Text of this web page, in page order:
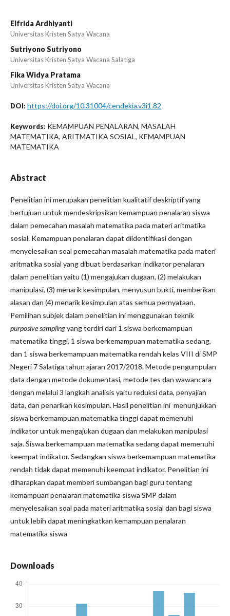
Elfrida Ardhiyanti
Universitas Kristen Satya Wacana
Sutriyono Sutriyono
Universitas Kristen Satya Wacana Salatiga
Fika Widya Pratama
Universitas Kristen Satya Wacana
DOI: https://doi.org/10.31004/cendekia.v3i1.82
Keywords: KEMAMPUAN PENALARAN, MASALAH
MATEMATIKA, ARITMATIKA SOSIAL, KEMAMPUAN
MATEMATIKA
Abstract
Penelitian ini merupakan penelitian kualitatif deskriptif yang
bertujuan untuk mendeskripsikan kemampuan penalaran siswa
dalam pemecahan masalah matematika pada materi aritmatika
sosial. Kemampuan penalaran dapat diidentifikasi dengan
menyelesaikan soal pemecahan masalah matematika pada materi
aritmatika sosial yang dibuat berdasarkan indikator penalaran
dalam penelitian yaitu (1) mengajukan dugaan, (2) melakukan
manipulasi, (3) menarik kesimpulan, menyusun bukti, memberikan
alasan dan (4) menarik kesimpulan atas semua pernyataan.
Pemilihan subjek dalam penelitian ini menggunakan teknik
purposive samplingyang terdiri dari 1 siswa berkemampuan
matematika tinggi, 1 siswa berkemampuan matematika sedang,
dan 1 siswa berkemampuan matematika rendah kelas VIII di SMP
Negeri 7 Salatiga tahun ajaran 2017/2018. Metode pengumpulan
data dengan metode dokumentasi, metode tes dan wawancara
dengan melalui 3 langkah analisis yaitu reduksi data, penyajian
data, dan penarikan kesimpulan. Hasil penelitian ini menunjukkan
siswa berkemampuan matematika tinggi dapat memenuhi
indikator untuk mengajukan dugaan dan melakukan manipulasi
saja. Siswa berkemampuan matematika sedang dapat memenuhi
keempat indikator. Sedangkan siswa berkemampuan matematika
rendah tidak dapat memenuhi keempat indikator. Penelitian ini
diharapkan dapat memberi sumbangan bagi guru tentang
kemampuan penalaran matematika siswa SMP dalam
menyelesaikan soal pada materi aritmatika sosial dan bagi siswa
untuk lebih dapat meningkatkan kemampuan penalaran
matematika siswa
Downloads